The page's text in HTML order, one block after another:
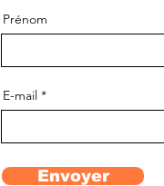
Prénom
E-mail
Envoyer